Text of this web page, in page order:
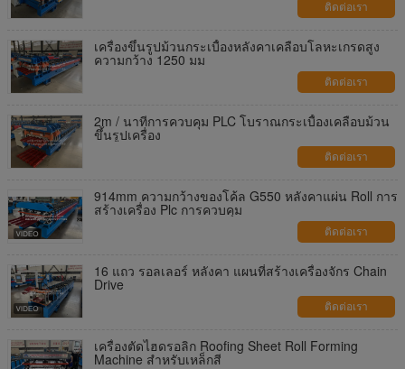
ติดต่อเรา
เครื่องขึ้นรูปม้วนกระเบื้องหลังคาเคลือบโลหะเกรดสูง
ความกว้าง 1250 มม
ติดต่อเรา
2m / นาทีการควบคุม PLC โบราณกระเบื้องเคลือบม้วน
ขึ้นรูปเครื่อง
ติดต่อเรา
914mm ความกว้างของโค้ล G550 หลังคาแผ่น Roll การ
สร้างเครื่อง Plc การควบคุม
ติดต่อเรา
16 แถว รอลเลอร์ หลังคา แผนที่สร้างเครื่องจักร Chain
Drive
ติดต่อเรา
เครื่องตัดไฮดรอลิก Roofing Sheet Roll Forming
Machine สําหรับเหล็กสี